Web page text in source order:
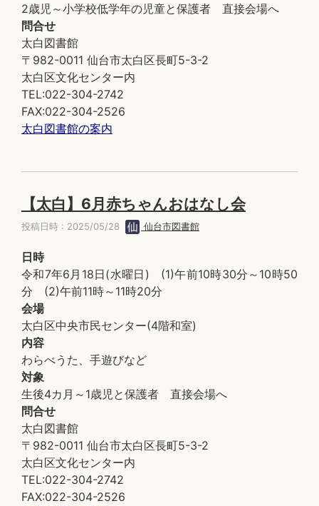
2歳児～小学校低学年の児童と保護者 直接会場へ
問合せ
太白図書館
〒982-0011 仙台市太白区長町5-3-2
太白区文化センター内
TEL:022-304-2742
FAX:022-304-2526
太白図書館の案内
【太白】6月赤ちゃんおはなし会
投稿日時 : 2025/05/28 仙台市図書館
日時
令和7年6月18日(水曜日) (1)午前10時30分～10時50
分 (2)午前11時～11時20分
会場
太白区中央市民センター(4階和室)
内容
わらべうた、手遊びなど
対象
生後4カ月～1歳児と保護者 直接会場へ
問合せ
太白図書館
〒982-0011 仙台市太白区長町5-3-2
太白区文化センター内
TEL:022-304-2742
FAX:022-304-2526